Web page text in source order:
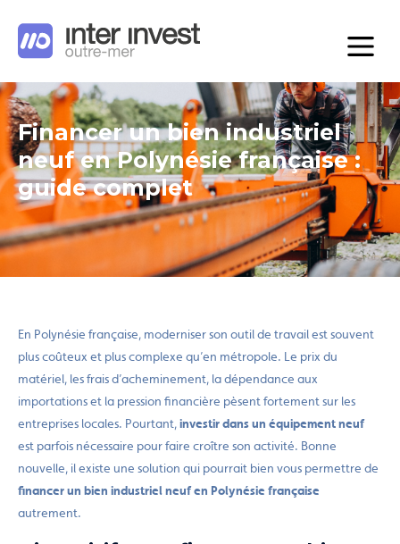
Financer un bien industriel
neuf en Polynésie française :
guide complet
En Polynésie française, moderniser son outil de travail est souvent
plus coûteux et plus complexe qu’en métropole. Le prix du
matériel, les frais d’acheminement, la dépendance aux
importations et la pression financière pèsent fortement sur les
entreprises locales. Pourtant,investir dans un équipement neuf
est parfois nécessaire pour faire croître son activité. Bonne
nouvelle, il existe une solution qui pourrait bien vous permettre de
financer un bien industriel neuf en Polynésie française
autrement.